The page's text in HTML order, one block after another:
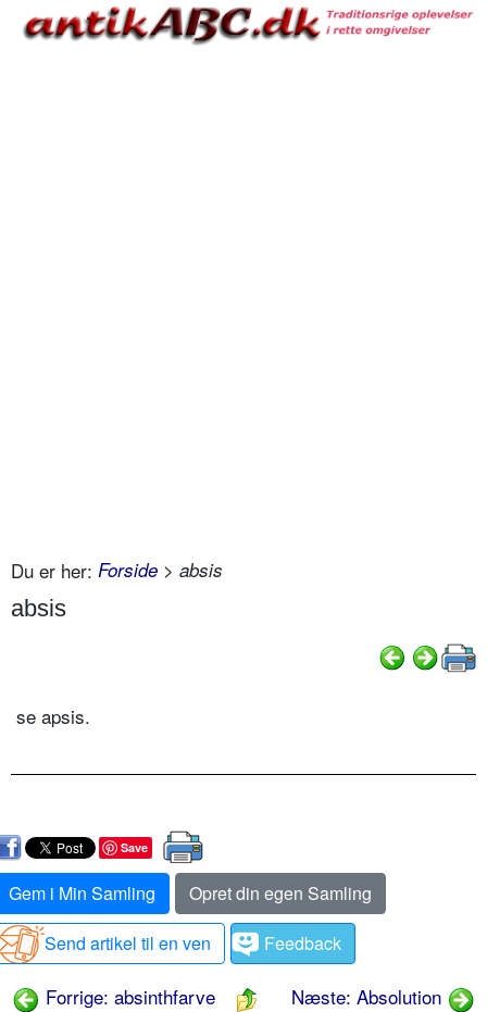
Du er her: Forside > absis
absis
se apsis.
Save
Gem i Min Samling
Opret din egen Samling
Send artikel til en ven
Feedback
Forrige: absinthfarve
Næste: Absolution